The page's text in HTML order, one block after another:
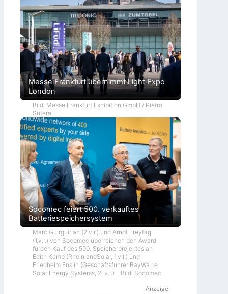
Messe Frankfurt übernimmt Light Expo
London
Bild: Messe Frankfurt Exhibition GmbH / Pietro
Sutera
Socomec feiert 500. verkauftes
Batteriespeichersystem
Marc Guirguirian (2.v.r.) und Arndt Freytag
(1.v.r.) von Socomec überreichen den Award
fürden Kauf des 500. Speicherprojektes an
Edith Kemp (RheinlandSolar, 1.v.l.) und
Friedhelm Enslin (Geschäftsführer BayWa r.e.
Solar Energy Systems, 2. v.l.) – Bild: Socomec
Anzeige